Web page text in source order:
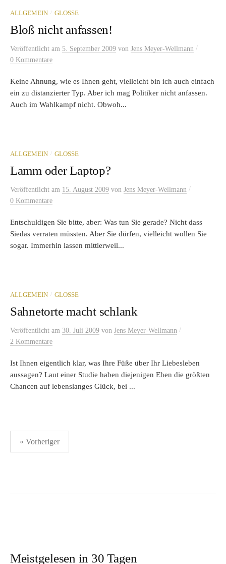
ALLGEMEIN / GLOSSE
Bloß nicht anfassen!
Veröffentlicht am 5. September 2009 von Jens Meyer-Wellmann /
0 Kommentare
Keine Ahnung, wie es Ihnen geht, vielleicht bin ich auch einfach
ein zu distanzierter Typ. Aber ich mag Politiker nicht anfassen.
Auch im Wahlkampf nicht. Obwoh...
ALLGEMEIN / GLOSSE
Lamm oder Laptop?
Veröffentlicht am 15. August 2009 von Jens Meyer-Wellmann /
0 Kommentare
Entschuldigen Sie bitte, aber: Was tun Sie gerade? Nicht dass
Siedas verraten müssten. Aber Sie dürfen, vielleicht wollen Sie
sogar. Immerhin lassen mittlerweil...
ALLGEMEIN / GLOSSE
Sahnetorte macht schlank
Veröffentlicht am 30. Juli 2009 von Jens Meyer-Wellmann /
2 Kommentare
Ist Ihnen eigentlich klar, was Ihre Füße über Ihr Liebesleben
aussagen? Laut einer Studie haben diejenigen Ehen die größten
Chancen auf lebenslanges Glück, bei ...
Seitennummerierung
der
« Vorheriger
Meistgelesen in 30 Tagen